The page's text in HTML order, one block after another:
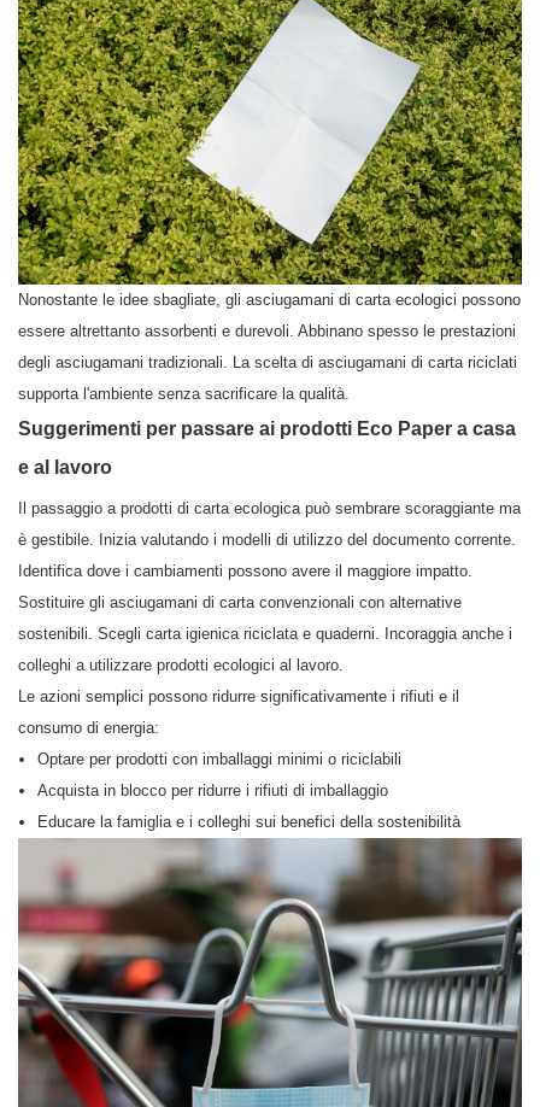
Nonostante le idee sbagliate, gli asciugamani di carta ecologici possono
essere altrettanto assorbenti e durevoli. Abbinano spesso le prestazioni
degli asciugamani tradizionali. La scelta di asciugamani di carta riciclati
supporta l'ambiente senza sacrificare la qualità.
Suggerimenti per passare ai prodotti Eco Paper a casa
e al lavoro
Il passaggio a prodotti di carta ecologica può sembrare scoraggiante ma
è gestibile. Inizia valutando i modelli di utilizzo del documento corrente.
Identifica dove i cambiamenti possono avere il maggiore impatto.
Sostituire gli asciugamani di carta convenzionali con alternative
sostenibili. Scegli carta igienica riciclata e quaderni. Incoraggia anche i
colleghi a utilizzare prodotti ecologici al lavoro.
Le azioni semplici possono ridurre significativamente i rifiuti e il
consumo di energia:
Optare per prodotti con imballaggi minimi o riciclabili
Acquista in blocco per ridurre i rifiuti di imballaggio
Educare la famiglia e i colleghi sui benefici della sostenibilità